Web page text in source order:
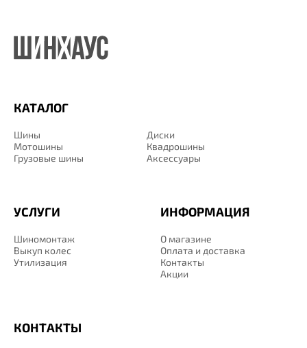
КАТАЛОГ
Шины
Диски
Мотошины
Квадрошины
Грузовые шины
Аксессуары
ИНФОРМАЦИЯ
О магазине
Оплата и доставка
Контакты
Акции
УСЛУГИ
Шиномонтаж
Выкуп колес
Утилизация
КОНТАКТЫ